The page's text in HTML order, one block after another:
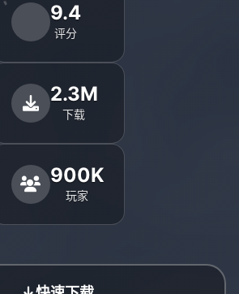
9.4
评分
2.3M
下载
900K
玩家